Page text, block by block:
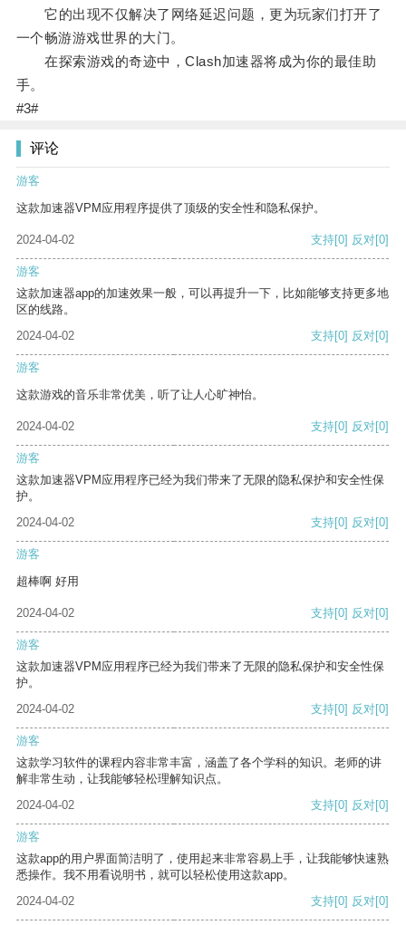
它的出现不仅解决了网络延迟问题，更为玩家们打开了
一个畅游游戏世界的大门。
在探索游戏的奇迹中，Clash加速器将成为你的最佳助
手。
#3#
评论
游客
这款加速器VPM应用程序提供了顶级的安全性和隐私保护。
2024-04-02 支持[0] 反对[0]
游客
这款加速器app的加速效果一般，可以再提升一下，比如能够支持更多地
区的线路。
2024-04-02
支持[0] 反对[0]
游客
这款游戏的音乐非常优美，听了让人心旷神怡。
2024-04-02 支持[0] 反对[0]
游客
这款加速器VPM应用程序已经为我们带来了无限的隐私保护和安全性保
护。
2024-04-02
支持[0] 反对[0]
游客
超棒啊 好用
2024-04-02 支持[0] 反对[0]
游客
这款加速器VPM应用程序已经为我们带来了无限的隐私保护和安全性保
护。
2024-04-02
支持[0] 反对[0]
游客
这款学习软件的课程内容非常丰富，涵盖了各个学科的知识。老师的讲
解非常生动，让我能够轻松理解知识点。
2024-04-02
支持[0] 反对[0]
游客
这款app的用户界面简洁明了，使用起来非常容易上手，让我能够快速熟
悉操作。我不用看说明书，就可以轻松使用这款app。
2024-04-02
支持[0] 反对[0]